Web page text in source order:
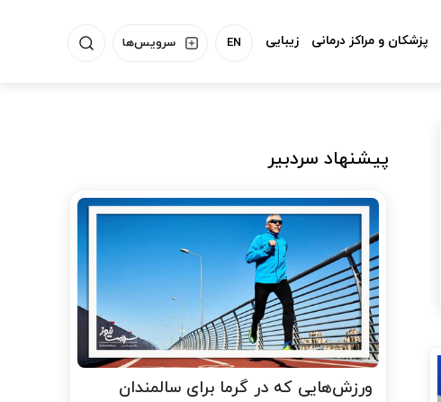
سرویس‌ها EN پزشکان و مراکز درمانی زیبایی
پیشنهاد سردبیر
ورزش‌هایی که در گرما برای سالمندان